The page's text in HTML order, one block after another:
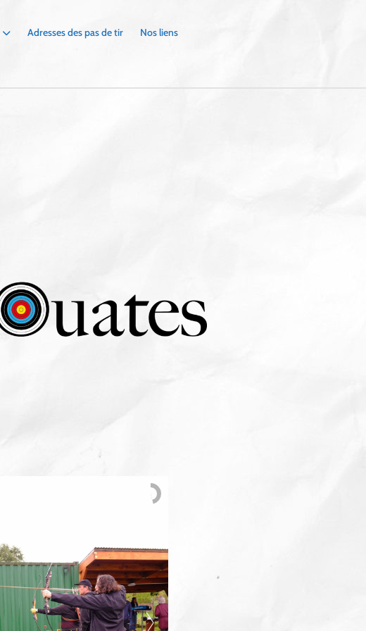
Adresses des pas de tir
Nos liens